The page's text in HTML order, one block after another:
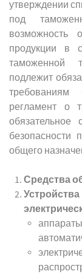
утверждении
под
возможность
продукции в
таможенной
подлежит
требованиям
регламент о
обязательное
безопасности
общего
Средства